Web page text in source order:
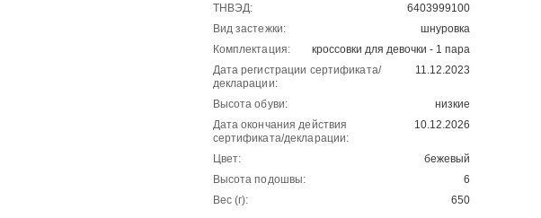
ТНВЭД:
6403999100
Вид застежки:
шнуровка
Комплектация:
кроссовки для девочки - 1 пара
Дата регистрации сертификата/
декларации:
11.12.2023
Высота обуви:
низкие
Дата окончания действия
сертификата/декларации:
10.12.2026
Цвет:
бежевый
Высота подошвы:
6
Вес (г):
650